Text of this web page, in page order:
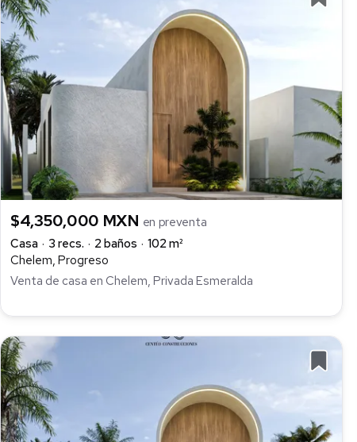
$4,350,000 MXN en preventa
Casa
3 recs. 2 baños
102 m²
Chelem, Progreso
Venta de casa en Chelem, Privada Esmeralda